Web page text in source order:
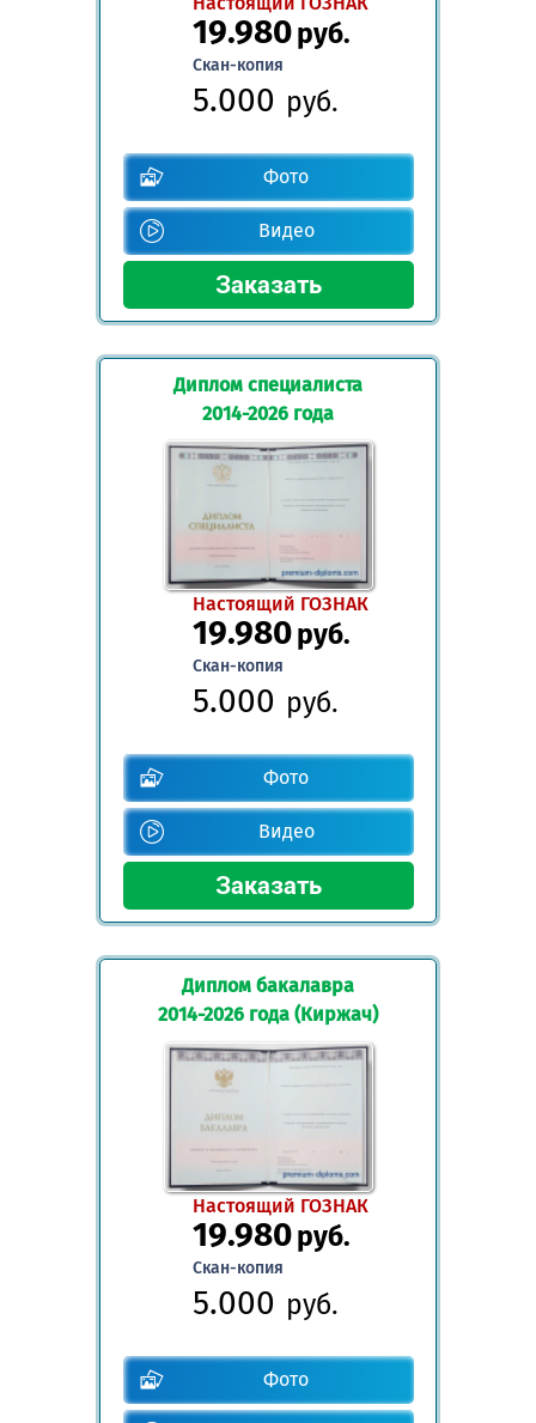
19.980руб.
Скан-копия
5.000 руб.
Фото
Видео
Диплом специалиста
2014-2026 года
Настоящий ГОЗНАК
19.980руб.
Скан-копия
5.000 руб.
Фото
Видео
Диплом бакалавра
2014-2026 года (Киржач)
Настоящий ГОЗНАК
19.980руб.
Скан-копия
5.000 руб.
Фото